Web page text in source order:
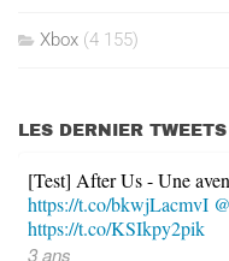
Xbox (4 155)
LES DERNIER TWEETS
[Test] After Us - Une
https://t.co/bkwjLacmvI
https://t.co/KSIkpy2pik
3 ans